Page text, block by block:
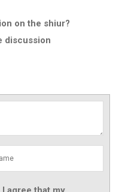
on the shiur?
discussion